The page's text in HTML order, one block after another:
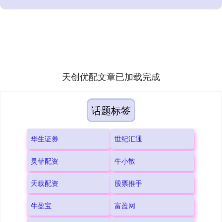
天创优配文章已加载完成
话题标签
华生证券 世纪汇通
灵菲配资 牛小散
天载配资 股票推手
牛盈宝 富盈网